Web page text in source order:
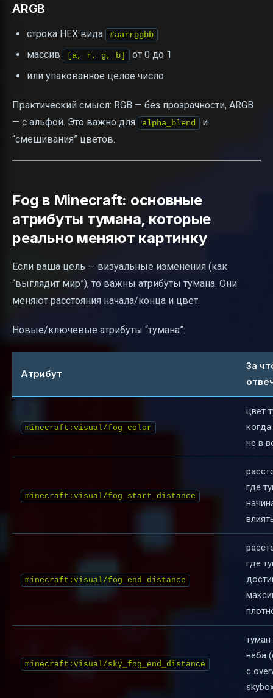
ARGB
строка HEX вида #aarrggbb
массив [a, r, g, b]
от 0 до 1
или упакованное целое число
Практический смысл: RGB — без прозрачности, ARGB
— с альфой. Это важно для
alpha_blend
и
“смешивания” цветов.
Fog в Minecraft: основные
атрибуты тумана, которые
реально меняют картинку
Если ваша цель — визуальные изменения (как
“выглядит мир”), то важны атрибуты тумана. Они
меняют расстояния начала/конца и цвет.
Новые/ключевые атрибуты “тумана”:
Атрибут
За
minecraft:visual/fog_color
цвет
не в
minecraft:visual/fog_start_distance
где
minecraft:visual/fog_end_distance
где
minecraft:visual/sky_fog_end_distance
неба
с